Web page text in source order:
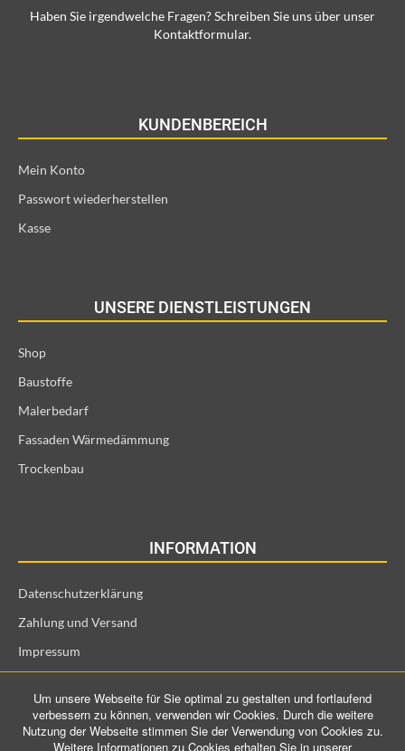
Haben Sie irgendwelche Fragen? Schreiben Sie uns über unser
Kontaktformular.
KUNDENBEREICH
Mein Konto
Passwort wiederherstellen
Kasse
UNSERE DIENSTLEISTUNGEN
Shop
Baustoffe
Malerbedarf
Fassaden Wärmedämmung
Trockenbau
INFORMATION
Datenschutzerklärung
Zahlung und Versand
Impressum
Widerrufsrecht für Verbraucher
Um unsere Webseite für Sie optimal zu gestalten und fortlaufend
verbessern zu können, verwenden wir Cookies. Durch die weitere
Nutzung der Webseite stimmen Sie der Verwendung von Cookies zu.
Weitere Informationen zu Cookies erhalten Sie in unserer